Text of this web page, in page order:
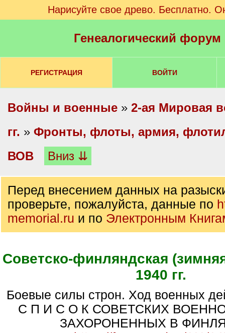
Нарисуйте свое древо. Бесплатно.
Генеалогический
РЕГИСТРАЦИЯ ВОЙТИ
Войны и военные » 2-ая Мировая
гг. » Фронты, флоты, армия,
ВОВ
Вниз ⇊
Перед внесением данных на
проверьте, пожалуйста, данные по
memorial.ru и по Электронным
Советско-финляндская
1940 гг.
Боевые силы строн. Ход военных действий. Потери.
С П И С О К СОВЕТСКИХ
ЗАХОРОНЕННЫХ В